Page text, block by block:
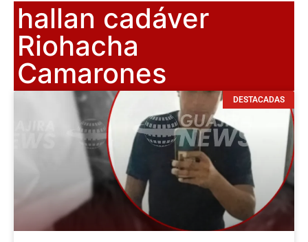
hallan cadáver
Riohacha
Camarones
DESTACADAS